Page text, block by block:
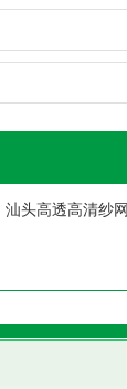
汕头高透高清纱网